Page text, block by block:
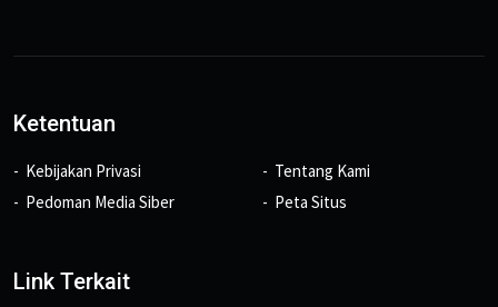
Ketentuan
Kebijakan Privasi
Pedoman Media Siber
Tentang Kami
Peta Situs
Link Terkait